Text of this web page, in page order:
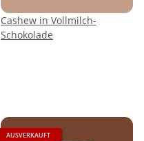
Cashew in Vollmilch-
Schokolade
AUSVERKAUFT